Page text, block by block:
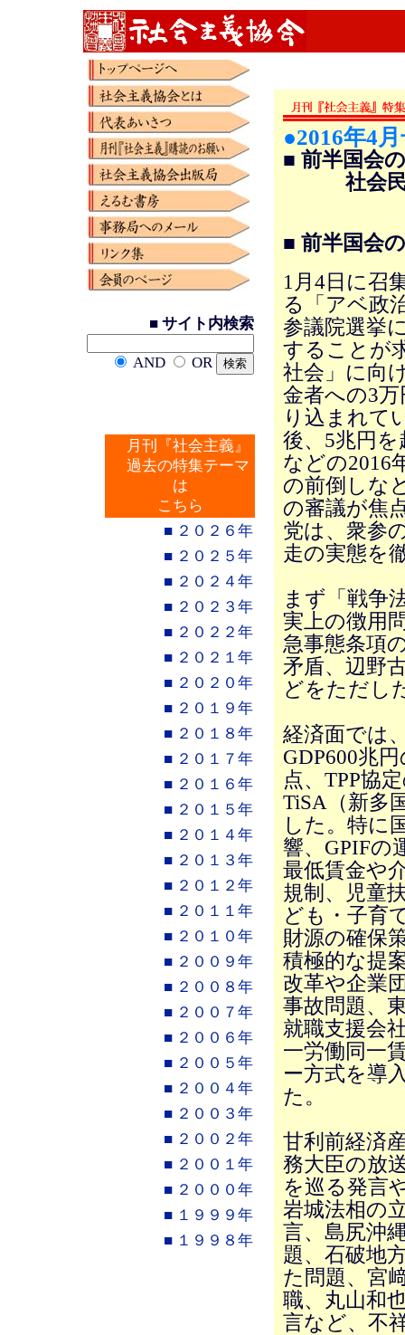
■ サイト内検索
AND OR
月刊『社会主義』
過去の特集テーマ
は
こちら
■ ２０２６年
■ ２０２５年
■ ２０２４年
■ ２０２３年
■ ２０２２年
■ ２０２１年
■ ２０２０年
■ ２０１９年
■ ２０１８年
■ ２０１７年
■ ２０１６年
■ ２０１５年
■ ２０１４年
■ ２０１３年
■ ２０１２年
■ ２０１１年
■ ２０１０年
■ ２００９年
■ ２００８年
■ ２００７年
■ ２００６年
■ ２００５年
■ ２００４年
■ ２００３年
■ ２００２年
■ ２００１年
■ ２０００年
■ １９９９年
■ １９９８年
●2016年4
■ 前半国会
社会民主
■ 前半国会
1月4日に召
る「アベ政
参議院選挙
することが
社会」に向
金者への3
り込まれて
後、5兆円
などの2016
の前倒しな
の審議が焦
党は、衆参
走の実態を
まず「戦争
実上の徴用
急事態条項
矛盾、辺野
どをただし
経済面では
GDP600兆
点、TPP協
TiSA（新多
した。特に
響、GPIFの
最低賃金や
規制、児童
ども・子育
財源の確保
積極的な提
改革や企業
事故問題、
就職支援会
一労働同一
ー方式を導
た。
甘利前経済
務大臣の放
を巡る発言
岩城法相の
言、島尻沖
題、石破地
た問題、宮
職、丸山和
言など、不